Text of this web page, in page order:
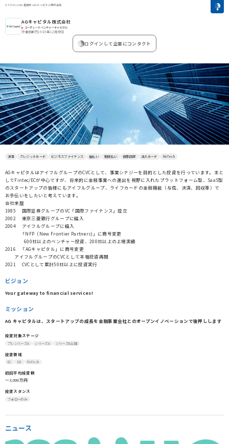
>投資家>AGキャピタル株式会社
AGキャピタル株式会社
コーポレートベンチャーキャピタル
東京都 1985年12月設立
ログインして企業にコンタクト
決済 クレジットカード ビジネスファイナンス 後払い 割賦払い 債券回収 法人カード FinTech
AGキャピタルはアイフルグループのCVCとして、事業シナジーを目的とした投資を行っています。主と
してFintec/ECが中心ですが、将来的に金融事業への進出を視野に入れたプラットフォーム型、SaaS型
のスタートアップの皆様にもアイフルグループ、ライフカードの金融機能（与信、決済、回収等）で
お手伝いをしたいと考えています。
会社来歴
1985 国際証券グループのVC「国際ファイナンス」設立
2002 東京三菱銀行グループに編入
2004 アイフルグループに編入
「NFP（New Frontier Partners)」に商号変更
600社以上のベンチャー投資、200社以上の上場実績
2016 「AGキャピタル」に商号変更
アイフルグループのCVCとして本格投資再開
2021 CVCとして累計50社以上に投資実行
ビジョン
Your gateway to financial services!
ミッション
AG キャピタルは、スタートアップの成長を金融事業会社とのオープンイノベーションで後押しします
投資対象ステージ
プレシリーズA シリーズA シリーズB以降
投資領域
EC DX FinTech
初回平均投資額
〜3,000万円
投資スタンス
フォローのみ
ニュース